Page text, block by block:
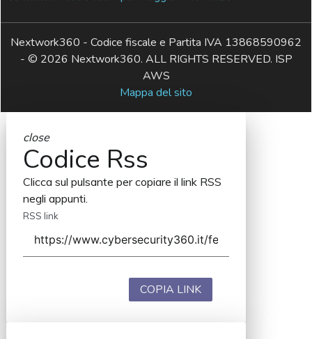
Nextwork360 - Codice fiscale e Partita IVA 13868590962
- © 2026 Nextwork360. ALL RIGHTS RESERVED. ISP
AWS
Mappa del sito
close
Codice Rss
Clicca sul pulsante per copiare il link RSS
negli appunti.
RSS link
COPIA LINK